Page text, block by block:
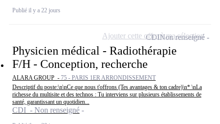
Publié il y a 22 jours
Physicien médical - Radiothérapie
F/H - Conception, recherche
ALARA GROUP - 75 - PARIS 1ER ARRONDISSEMENT
Descriptif du poste:\n\nCe que nous t'offrons (Tes avantages & ton cadre)\n* \nLa
richesse du multisite et des technos : Tu interviens sur plusieurs établissements de
santé, garantissant un quotidien...
CDI - Non renseigné
CDINon renseigné
Ajouter cette offre à ma sélection